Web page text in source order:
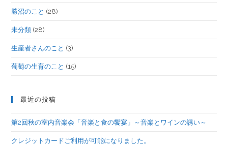
勝沼のこと (28)
未分類 (28)
生産者さんのこと (3)
葡萄の生育のこと (15)
最近の投稿
第2回秋の室内音楽会「音楽と食の饗宴」～音楽とワインの誘い～
クレジットカードご利用が可能になりました。